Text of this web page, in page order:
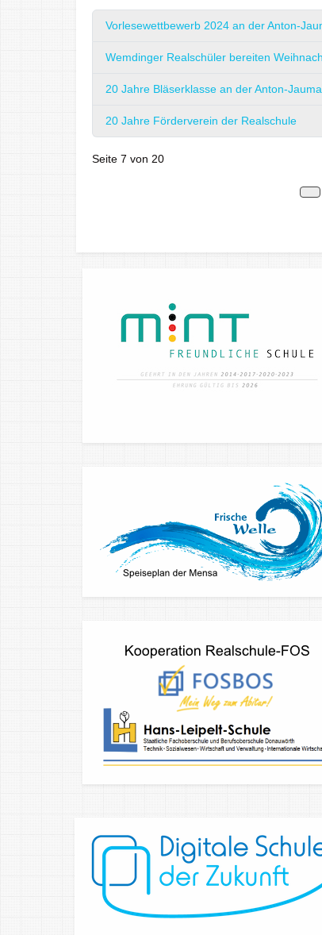
Vorlesewettbewerb 2024 an der Anton-
Wemdinger Realschüler bereiten
20 Jahre Bläserklasse an der Anton-
20 Jahre Förderverein der Realschule
Seite 7 von 20